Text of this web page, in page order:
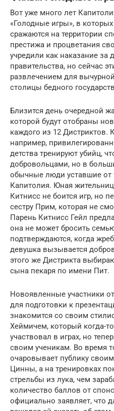
Вот уже много лет
«Голодные игры», в
сражаются на территории
престижа и процветания
учредили как наказание за
правительства, но сейчас
развлечением для
столицы бедного
Близится день очередной
которой будут отобраны
каждого из 12 Дистриктов.
например,
детства тренируют убийц,
добровольцами, но в
обычные люди уставшие от
Капитолия. Юная
Китнисс не боится игр, но
сестру Прим, которая не
Парень Китнисс Гейл
она не может бросить
подтверждаются, когда
девушка вызывается
этого же Дистрикта
сына пекаря по имени Пит.
Новоявленные участники
для подготовки к
знакомится со своим
Хеймичем, который когда-
участвовал в играх, но
своим ученикам. Во время
очаровывает публику
Цинны, а на тренировках
стрельбы из лука, чем
количество баллов от
официально заявляет, что